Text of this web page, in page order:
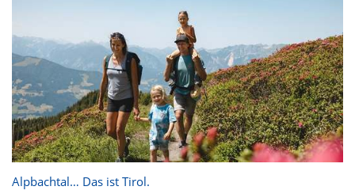
Alpbachtal… Das ist Tirol.